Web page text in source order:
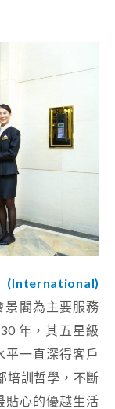
景閣為主要服務
年，其五星級
平一直深得客戶
培訓哲學，不斷
貼心的優越生活